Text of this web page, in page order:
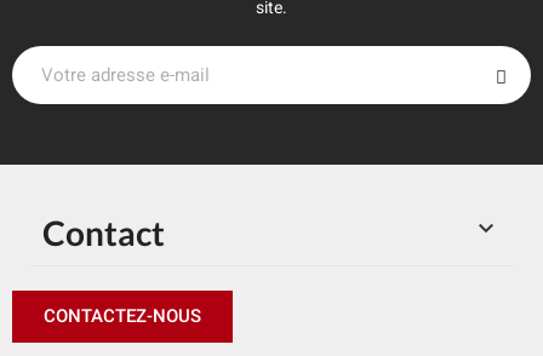
site.

Contact
CONTACTEZ-NOUS